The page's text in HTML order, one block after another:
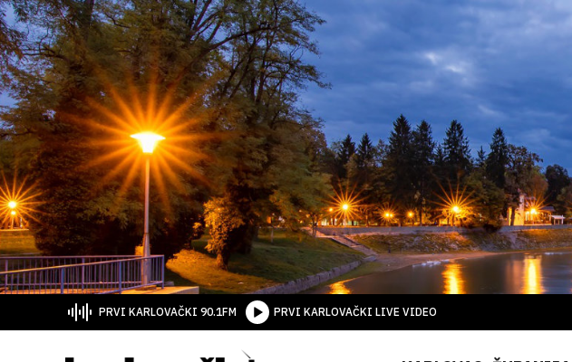
PRVI KARLOVAČKI 90.1FM PRVI KARLOVAČKI LIVE VIDEO